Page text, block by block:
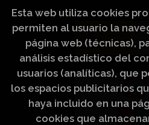
Esta web utiliza cookies
permiten al usuario la
página web (técnicas),
análisis estadístico del
usuarios (analíticas), que
los espacios publicitarios
haya incluido en una
cookies que